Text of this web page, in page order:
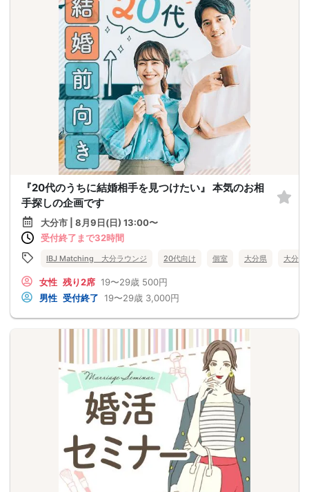
『20代のうちに結婚相手を見つけたい』 本気のお相
手探しの企画です
大分市 | 8月9日(日) 13:00〜
受付終了まで32時間
IBJ Matching 大分ラウンジ 20代向け 個室 大分県 大分市
女性 残り2席 19〜29歳 500円
男性 受付終了 19〜29歳 3,000円